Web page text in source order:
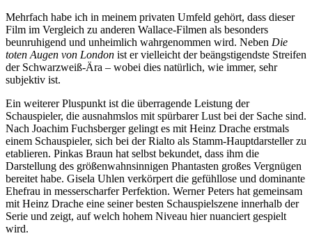
Mehrfach habe ich in meinem privaten Umfeld gehört, dass dieser
Film im Vergleich zu anderen Wallace-Filmen als besonders
beunruhigend und unheimlich wahrgenommen wird. Neben Die
toten Augen von London ist er vielleicht der beängstigendste Streifen
der Schwarzweiß-Ära – wobei dies natürlich, wie immer, sehr
subjektiv ist.
Ein weiterer Pluspunkt ist die überragende Leistung der
Schauspieler, die ausnahmslos mit spürbarer Lust bei der Sache sind.
Nach Joachim Fuchsberger gelingt es mit Heinz Drache erstmals
einem Schauspieler, sich bei der Rialto als Stamm-Hauptdarsteller zu
etablieren. Pinkas Braun hat selbst bekundet, dass ihm die
Darstellung des größenwahnsinnigen Phantasten großes Vergnügen
bereitet habe. Gisela Uhlen verkörpert die gefühllose und dominante
Ehefrau in messerscharfer Perfektion. Werner Peters hat gemeinsam
mit Heinz Drache eine seiner besten Schauspielszene innerhalb der
Serie und zeigt, auf welch hohem Niveau hier nuanciert gespielt
wird.